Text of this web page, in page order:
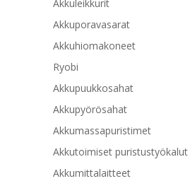
Akkuleikkurit
Akkuporavasarat
Akkuhiomakoneet
Ryobi
Akkupuukkosahat
Akkupyörösahat
Akkumassapuristimet
Akkutoimiset puristustyökalut
Akkumittalaitteet